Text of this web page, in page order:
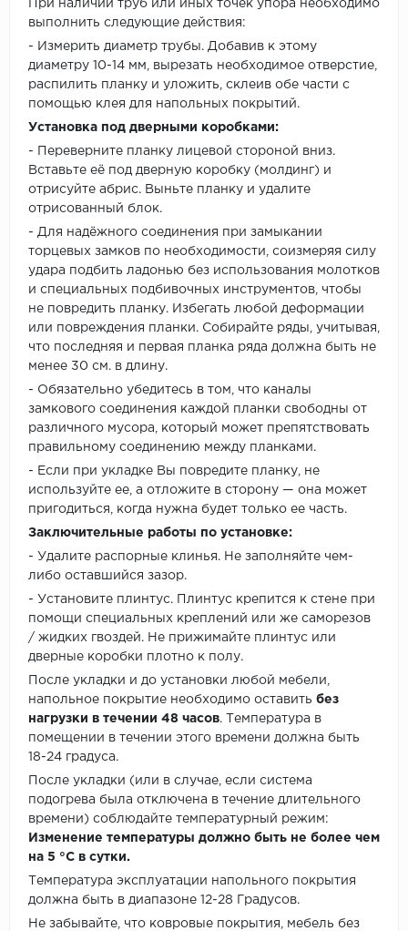
При наличии труб или иных точек упора необходимо
выполнить следующие действия:
- Измерить диаметр трубы. Добавив к этому
диаметру 10-14 мм, вырезать необходимое отверстие,
распилить планку и уложить, склеив обе части с
помощью клея для напольных покрытий.
Установка под дверными коробками:
- Переверните планку лицевой стороной вниз.
Вставьте её под дверную коробку (молдинг) и
отрисуйте абрис. Выньте планку и удалите
отрисованный блок.
- Для надёжного соединения при замыкании
торцевых замков по необходимости, соизмеряя силу
удара подбить ладонью без использования молотков
и специальных подбивочных инструментов, чтобы
не повредить планку. Избегать любой деформации
или повреждения планки. Собирайте ряды, учитывая,
что последняя и первая планка ряда должна быть не
менее 30 см. в длину.
- Обязательно убедитесь в том, что каналы
замкового соединения каждой планки свободны от
различного мусора, который может препятствовать
правильному соединению между планками.
- Если при укладке Вы повредите планку, не
используйте ее, а отложите в сторону — она может
пригодиться, когда нужна будет только ее часть.
Заключительные работы по установке:
- Удалите распорные клинья. Не заполняйте чем-
либо оставшийся зазор.
- Установите плинтус. Плинтус крепится к стене при
помощи специальных креплений или же саморезов
/ жидких гвоздей. Не прижимайте плинтус или
дверные коробки плотно к полу.
После укладки и до установки любой мебели,
напольное покрытие необходимо оставить без
нагрузки в течении 48 часов. Температура в
помещении в течении этого времени должна быть
18-24 градуса.
После укладки (или в случае, если система
подогрева была отключена в течение длительного
времени) соблюдайте температурный режим:
Изменение температуры должно быть не более чем
на 5 °C в сутки.
Температура эксплуатации напольного покрытия
должна быть в диапазоне 12-28 Градусов.
Не забывайте, что ковровые покрытия, мебель без